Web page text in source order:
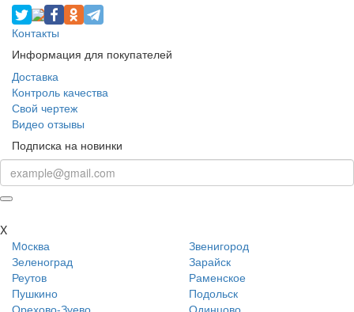
Контакты
Информация для покупателей
Доставка
Контроль качества
Свой чертеж
Видео отзывы
Подписка на новинки
X
Мoсква
Звенигород
Зеленоград
Зарайск
Реутов
Раменское
Пушкино
Подольск